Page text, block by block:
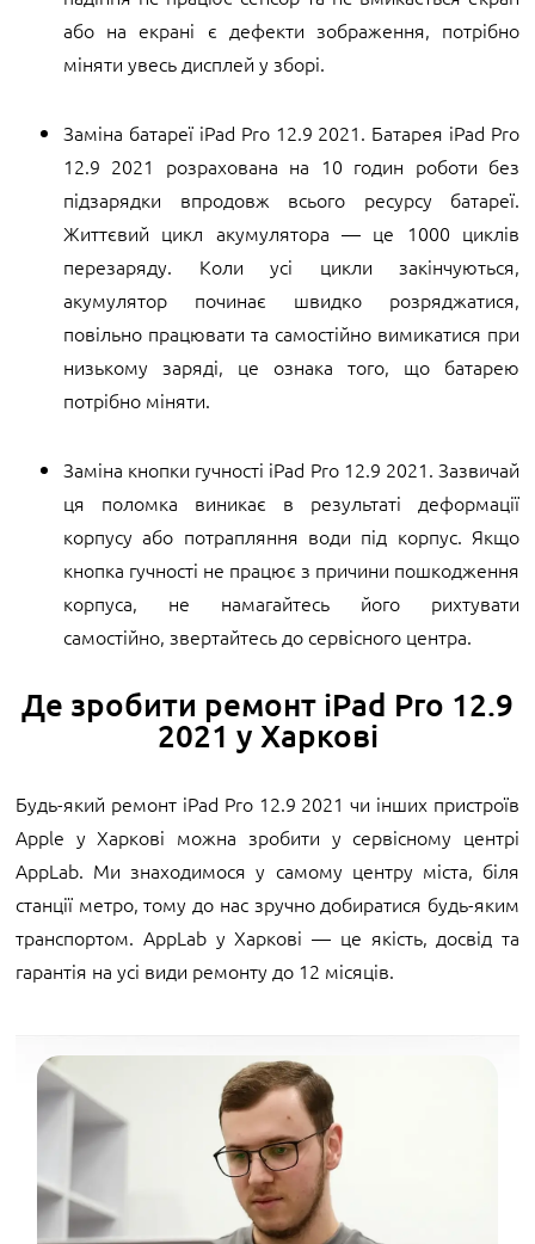
або на екрані є дефекти зображення, потрібно
міняти увесь дисплей у зборі.
Заміна батареї iPad Pro 12.9 2021. Батарея iPad Pro
12.9 2021 розрахована на 10 годин роботи без
підзарядки впродовж всього ресурсу батареї.
Життєвий цикл акумулятора — це 1000 циклів
перезаряду. Коли усі цикли закінчуються,
акумулятор починає швидко розряджатися,
повільно працювати та самостійно вимикатися при
низькому заряді, це ознака того, що батарею
потрібно міняти.
Заміна кнопки гучності iPad Pro 12.9 2021. Зазвичай
ця поломка виникає в результаті деформації
корпусу або потрапляння води під корпус. Якщо
кнопка гучності не працює з причини пошкодження
корпуса, не намагайтесь його рихтувати
самостійно, звертайтесь до сервісного центра.
Де зробити ремонт iPad Pro 12.9
2021 у Харкові
Будь-який ремонт iPad Pro 12.9 2021 чи інших пристроїв
Apple у Харкові можна зробити у сервісному центрі
AppLab. Ми знаходимося у самому центру міста, біля
станції метро, тому до нас зручно добиратися будь-яким
транспортом. AppLab у Харкові — це якість, досвід та
гарантія на усі види ремонту до 12 місяців.